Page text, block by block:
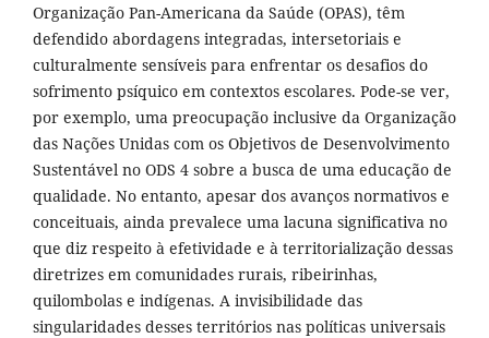
Organização Pan-Americana da Saúde (OPAS), têm
defendido abordagens integradas, intersetoriais e
culturalmente sensíveis para enfrentar os desafios do
sofrimento psíquico em contextos escolares. Pode-se ver,
por exemplo, uma preocupação inclusive da Organização
das Nações Unidas com os Objetivos de Desenvolvimento
Sustentável no ODS 4 sobre a busca de uma educação de
qualidade. No entanto, apesar dos avanços normativos e
conceituais, ainda prevalece uma lacuna significativa no
que diz respeito à efetividade e à territorialização dessas
diretrizes em comunidades rurais, ribeirinhas,
quilombolas e indígenas. A invisibilidade das
singularidades desses territórios nas políticas universais